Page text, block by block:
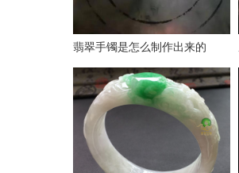
翡翠手镯是怎么制作出来的